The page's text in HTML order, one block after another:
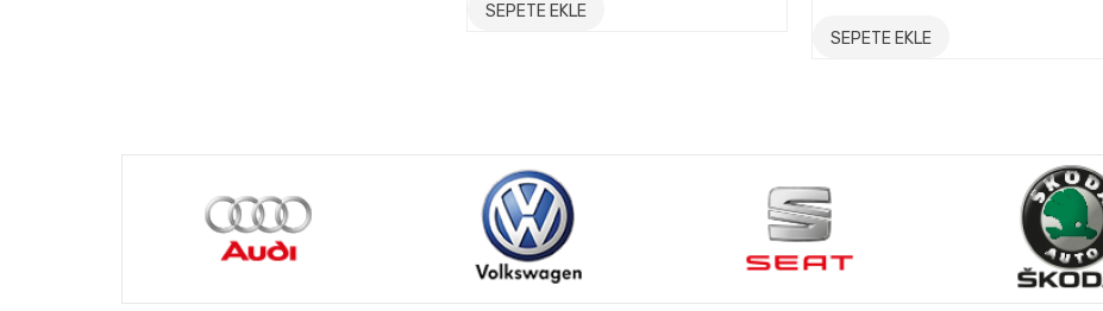
SEPETE EKLE
SEPETE EKLE